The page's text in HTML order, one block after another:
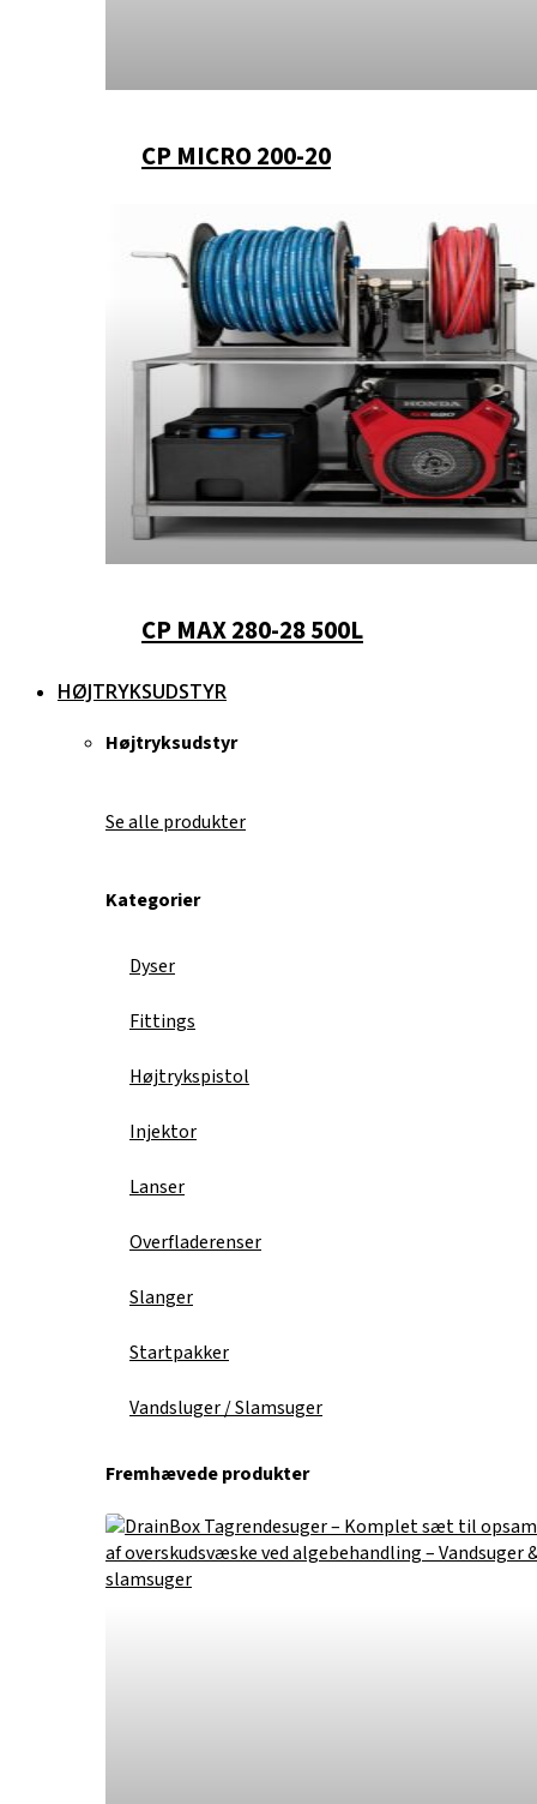
CP MICRO 200-20
CP MAX 280-28 500L
HØJTRYKSUDSTYR
Højtryksudstyr
Se alle produkter
Kategorier
Dyser
Fittings
Højtrykspistol
Injektor
Lanser
Overfladerenser
Slanger
Startpakker
Vandsluger / Slamsuger
Fremhævede produkter